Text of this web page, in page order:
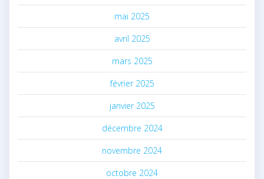
mai 2025
avril 2025
mars 2025
février 2025
janvier 2025
décembre 2024
novembre 2024
octobre 2024